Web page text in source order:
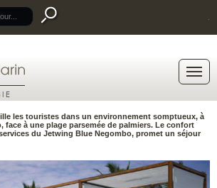
les touristes dans un environnement somptueux, à
face à une plage parsemée de palmiers. Le confort
du Jetwing Blue Negombo, promet un séjour